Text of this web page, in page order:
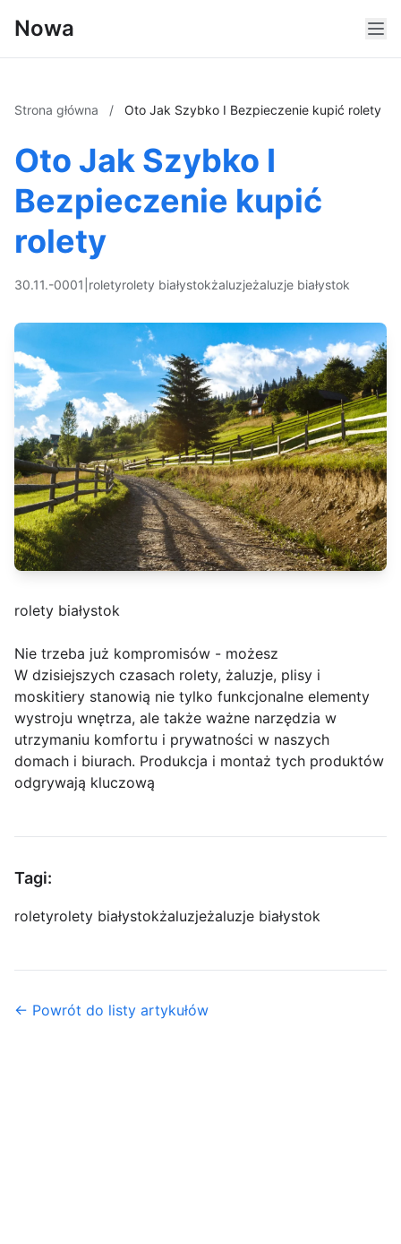
Nowa
Strona główna / Oto Jak Szybko I Bezpieczenie kupić rolety
Oto Jak Szybko I
Bezpieczenie kupić
rolety
30.11.-0001 roletyrolety białystokżaluzjeżaluzje białystok
rolety białystok
Nie trzeba już kompromisów - możesz
W dzisiejszych czasach rolety, żaluzje, plisy i
moskitiery stanowią nie tylko funkcjonalne elementy
wystroju wnętrza, ale także ważne narzędzia w
utrzymaniu komfortu i prywatności w naszych
domach i biurach. Produkcja i montaż tych produktów
odgrywają kluczową
Tagi:
roletyrolety białystokżaluzjeżaluzje białystok
← Powrót do listy artykułów